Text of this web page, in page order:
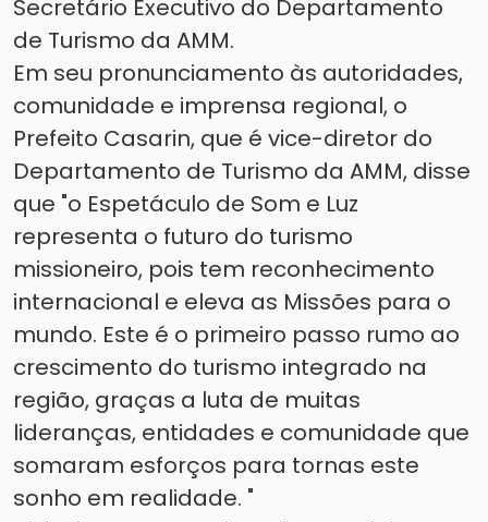
Secretário Executivo do Departamento
de Turismo da AMM.
Em seu pronunciamento às autoridades,
comunidade e imprensa regional, o
Prefeito Casarin, que é vice-diretor do
Departamento de Turismo da AMM, disse
que "o Espetáculo de Som e Luz
representa o futuro do turismo
missioneiro, pois tem reconhecimento
internacional e eleva as Missões para o
mundo. Este é o primeiro passo rumo ao
crescimento do turismo integrado na
região, graças a luta de muitas
lideranças, entidades e comunidade que
somaram esforços para tornas este
sonho em realidade. "